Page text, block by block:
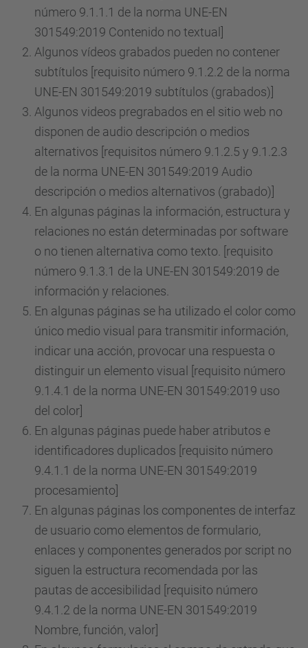
número 9.1.1.1 de la norma UNE-EN
301549:2019 Contenido no textual]
Algunos vídeos grabados pueden no contener
subtítulos [requisito número 9.1.2.2 de la norma
UNE-EN 301549:2019 subtítulos (grabados)]
Algunos videos pregrabados en el sitio web no
disponen de audio descripción o medios
alternativos [requisitos número 9.1.2.5 y 9.1.2.3
de la norma UNE-EN 301549:2019 Audio
descripción o medios alternativos (grabado)]
En algunas páginas la información, estructura y
relaciones no están determinadas por software
o no tienen alternativa como texto. [requisito
número 9.1.3.1 de la UNE-EN 301549:2019 de
información y relaciones.
En algunas páginas se ha utilizado el color como
único medio visual para transmitir información,
indicar una acción, provocar una respuesta o
distinguir un elemento visual [requisito número
9.1.4.1 de la norma UNE-EN 301549:2019 uso
del color]
En algunas páginas puede haber atributos e
identificadores duplicados [requisito número
9.4.1.1 de la norma UNE-EN 301549:2019
procesamiento]
En algunas páginas los componentes de interfaz
de usuario como elementos de formulario,
enlaces y componentes generados por script no
siguen la estructura recomendada por las
pautas de accesibilidad [requisito número
9.4.1.2 de la norma UNE-EN 301549:2019
Nombre, función, valor]